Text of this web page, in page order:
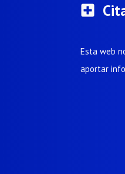
Esta web
aportar